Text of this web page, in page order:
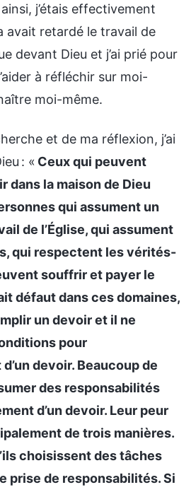
j’étais effectivement
avait retardé le travail de
devant Dieu et j’ai prié pour
à réfléchir sur moi-
moi-même.
et de ma réflexion, j’ai
: « Ceux qui peuvent
dans la maison de Dieu
qui assument un
de l’Église, qui assument
qui respectent les vérités-
souffrir et payer le
défaut dans ces domaines,
un devoir et il ne
pour
devoir. Beaucoup de
des responsabilités
d’un devoir. Leur peur
de trois manières.
choisissent des tâches
prise de responsabilités. Si